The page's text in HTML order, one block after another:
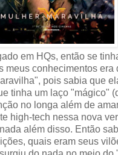
em HQs, então se
meus conhecimentos era
pois sabia que
tinha um laço "mágico"
no longa além de
high-tech nessa nova
além disso. Então
quais eram seus